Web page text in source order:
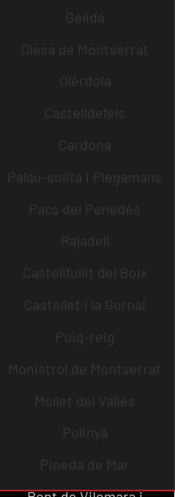
Gelida
Olesa de Montserrat
Olèrdola
Castelldefels
Cardona
Palau-solità i Plegamans
Pacs del Penedès
Rajadell
Castellfullit del Boix
Castellet i la Gornal
Puig-reig
Monistrol de Montserrat
Mollet del Vallès
Polinyà
Pineda de Mar